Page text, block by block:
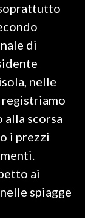
di
nelle
registriamo
scorsa
i prezzi
ai
spiagge